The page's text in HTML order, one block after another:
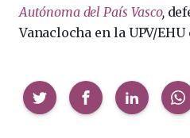
Autónoma del País Vasco,
Vanaclocha en la UPV/EHU
Compartir